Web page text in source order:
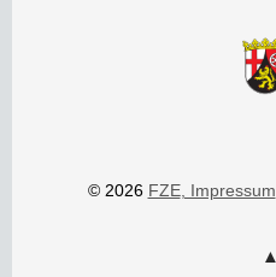
© 2026 FZE, Impressum